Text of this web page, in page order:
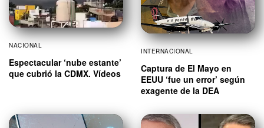
NACIONAL
Espectacular ‘nube estante’
que cubrió la CDMX. Vídeos
INTERNACIONAL
Captura de El Mayo en
EEUU ‘fue un error’ según
exagente de la DEA